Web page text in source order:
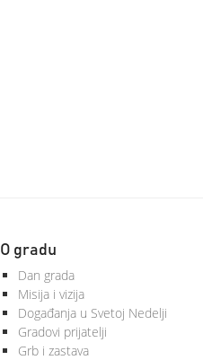
O gradu
Dan grada
Misija i vizija
Događanja u Svetoj Nedelji
Gradovi prijatelji
Grb i zastava